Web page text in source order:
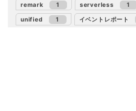
remark 1 serverless 1
unified 1 イベントレポート